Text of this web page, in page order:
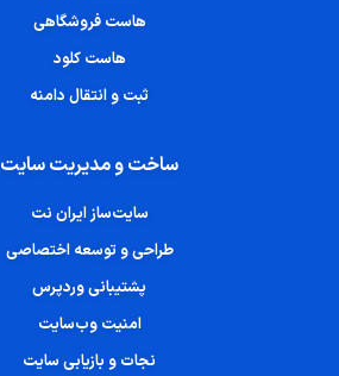
هاست فروشگاهی
هاست کلود
ثبت و انتقال دامنه
ساخت و مدیریت سایت
سایت‌ساز ایران نت
طراحی و توسعه اختصاصی
پشتیبانی وردپرس
امنیت وب‌سایت
نجات و بازیابی سایت